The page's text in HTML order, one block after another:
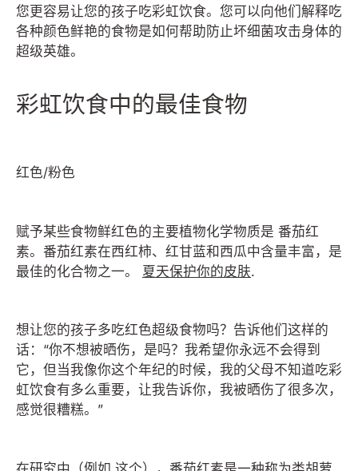
您更容易让您的孩子吃彩虹饮食。您可以向他们解释吃
各种颜色鲜艳的食物是如何帮助防止坏细菌攻击身体的
超级英雄。
彩虹饮食中的最佳食物
红色/粉色
赋予某些食物鲜红色的主要植物化学物质是 番茄红
素。番茄红素在西红柿、红甘蓝和西瓜中含量丰富，是
最佳的化合物之一。 夏天保护你的皮肤.
想让您的孩子多吃红色超级食物吗？告诉他们这样的
话：“你不想被晒伤，是吗？我希望你永远不会得到
它，但当我像你这个年纪的时候，我的父母不知道吃彩
虹饮食有多么重要，让我告诉你，我被晒伤了很多次，
感觉很糟糕。”